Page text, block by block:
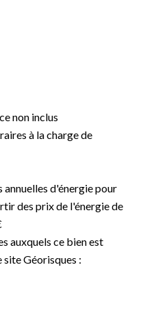
non inclus
à la charge de
d'énergie pour
des prix de l'énergie de
auxquels ce bien est
Géorisques :